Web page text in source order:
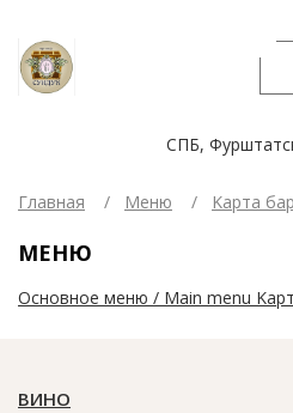
СПБ,
Главная Меню Kарта
МЕНЮ
Основное меню / Main menu
ВИНО